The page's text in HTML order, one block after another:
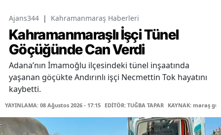
Ajans344 | Kahramanmaraş Haberleri
Kahramanmaraşlı İşçi Tünel
Göçüğünde Can Verdi
Adana’nın İmamoğlu ilçesindeki tünel inşaatında
yaşanan göçükte Andırınlı işçi Necmettin Tok hayatını
kaybetti.
YAYINLAMA: 08 Ağustos 2026 - 17:15 EDİTÖR: TUĞBA TAPAR KAYNAK: maraş